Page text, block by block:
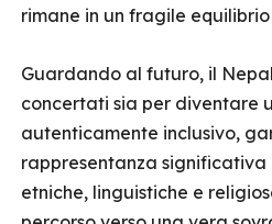
rimane in un fragile
Guardando al futuro, il
concertati sia per diventare
autenticamente inclusivo,
rappresentanza
etniche, linguistiche e